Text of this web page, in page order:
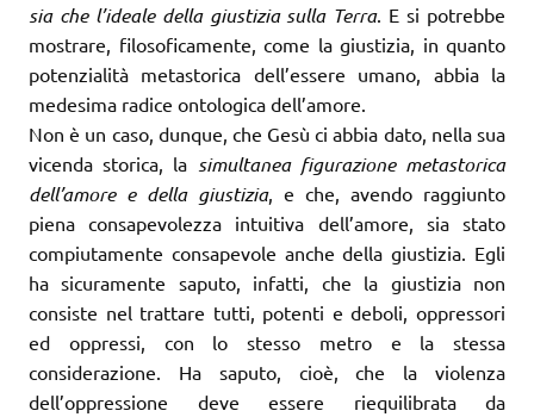
sia che l’ideale della giustizia sulla Terra. E si potrebbe
mostrare, filosoficamente, come la giustizia, in quanto
potenzialità metastorica dell’essere umano, abbia la
medesima radice ontologica dell’amore.
Non è un caso, dunque, che Gesù ci abbia dato, nella sua
vicenda storica, la simultanea figurazione metastorica
dell’amore e della giustizia, e che, avendo raggiunto
piena consapevolezza intuitiva dell’amore, sia stato
compiutamente consapevole anche della giustizia. Egli
ha sicuramente saputo, infatti, che la giustizia non
consiste nel trattare tutti, potenti e deboli, oppressori
ed oppressi, con lo stesso metro e la stessa
considerazione. Ha saputo, cioè, che la violenza
dell’oppressione deve essere riequilibrata da